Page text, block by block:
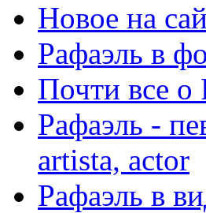
Новое на
Рафаэль в
Почти все о
Рафаэль -
artista, actor
Рафаэль в